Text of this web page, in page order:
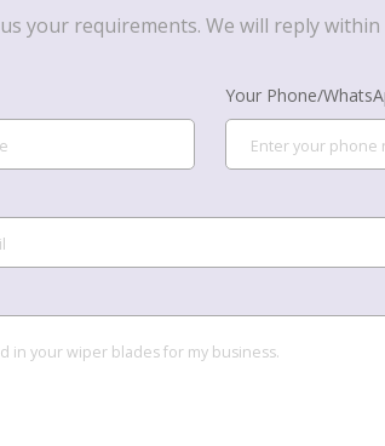
your requirements. We will reply within
Your Phone/